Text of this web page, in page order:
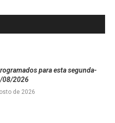
para esta segunda-
08/2026
de 2026